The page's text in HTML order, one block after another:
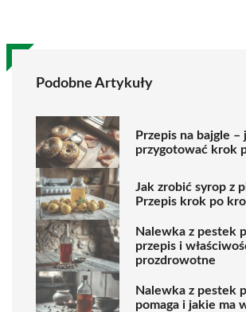
Podobne Artykuły
Przepis na bajgle –
przygotować krok
Jak zrobić syrop z
Przepis krok po
Nalewka z pestek
przepis i
prozdrowotne
Nalewka z pestek
pomaga i jakie ma